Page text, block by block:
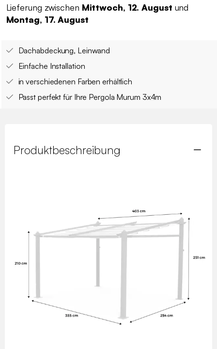
Lieferung zwischen Mittwoch, 12. August und
Montag, 17. August
Dachabdeckung, Leinwand
Einfache Installation
in verschiedenen Farben erhältlich
Passt perfekt für Ihre Pergola Murum 3x4m
Produktbeschreibung